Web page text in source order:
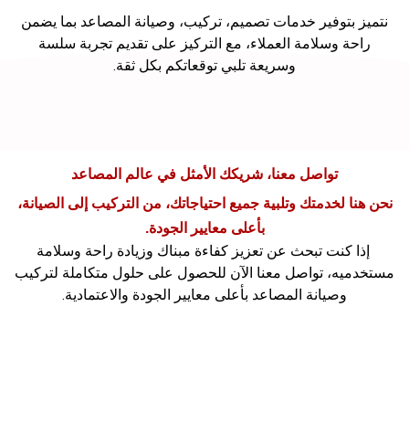
نتميز بتوفير خدمات تصميم، تركيب، وصيانة المصاعد بما يضمن
راحة وسلامة العملاء، مع التركيز على تقديم تجربة سلسة
وسريعة تلبي توقعاتكم بكل ثقة.
تواصل معنا، شريكك الأمثل في عالم المصاعد
نحن هنا لخدمتك وتلبية جميع احتياجاتك، من التركيب إلى الصيانة،
بأعلى معايير الجودة.
إذا كنت تبحث عن تعزيز كفاءة مبناك وزيادة راحة وسلامة
مستخدميه، تواصل معنا الآن للحصول على حلول متكاملة لتركيب
وصيانة المصاعد بأعلى معايير الجودة والاعتمادية.